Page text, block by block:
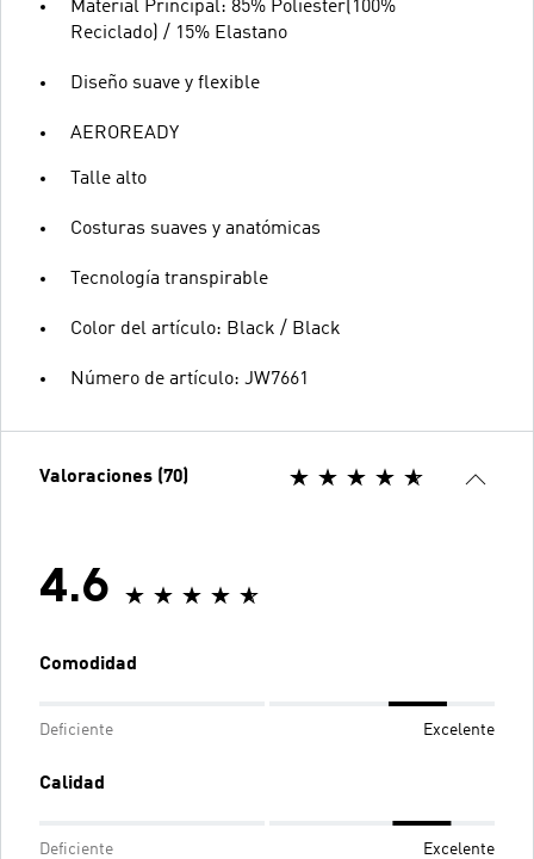
Material Principal: 85% Poliéster(100%
Reciclado) / 15% Elastano
Diseño suave y flexible
AEROREADY
Talle alto
Costuras suaves y anatómicas
Tecnología transpirable
Color del artículo: Black / Black
Número de artículo: JW7661
Valoraciones (70)
4.6
Comodidad
Deficiente Excelente
Calidad
Deficiente Excelente